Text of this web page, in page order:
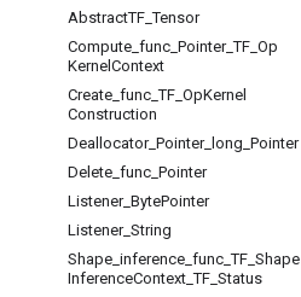
AbstractTF _Tensor
Compute func Pointer_TF Op
Kernel Context
Create func _TF OpKernel
Construction
Deallocator_ Pointer_ long Pointer
Delete func Pointer
Listener_ BytePointer
Listener_ String
Shape inference func _TF Shape
InferenceContext _TF Status